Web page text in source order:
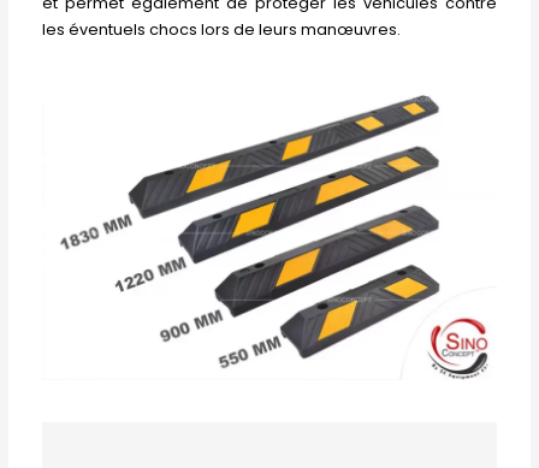
les éventuels chocs lors de leurs manœuvres.